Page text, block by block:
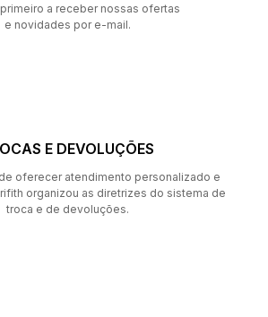
a receber nossas ofertas
e novidades por e-mail.
E DEVOLUÇÕES
oferecer atendimento personalizado e
organizou as diretrizes do sistema de
troca e de devoluções.